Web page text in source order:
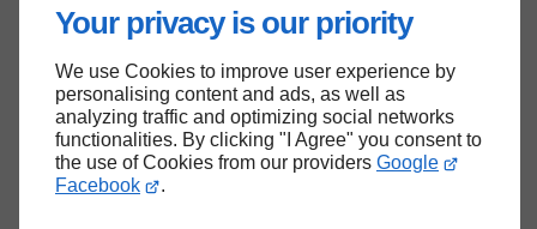
Your privacy is our priority
We use Cookies to improve user experience by
personalising content and ads, as well as
analyzing traffic and optimizing social networks
functionalities. By clicking "I Agree" you consent to
the use of Cookies from our providers Google
Facebook
.
Plan du site
Haut de page